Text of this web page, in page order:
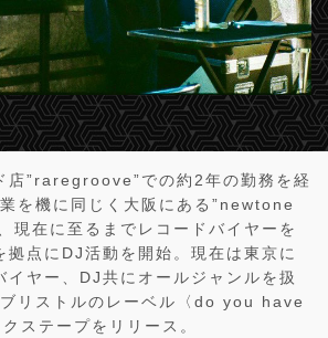
店”raregroove”での約2年の勤務を経
を機に同じく大阪にある”newtone
現在に至るまでレコードバイヤーを
拠点にDJ活動を開始。現在は東京に
イヤー、DJ共にオールジャンルを扱
リストルのレーベル〈do you have
ステープをリリース。